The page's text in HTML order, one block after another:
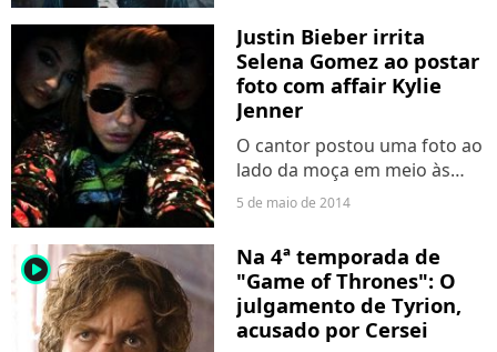
Justin Bieber irrita
Selena Gomez ao postar
foto com affair Kylie
Jenner
O cantor postou uma foto ao
lado da moça em meio às
polêmicas da ex-namorada.
5 de maio de 2014
player2
Na 4ª temporada de
"Game of Thrones": O
julgamento de Tyrion,
acusado por Cersei